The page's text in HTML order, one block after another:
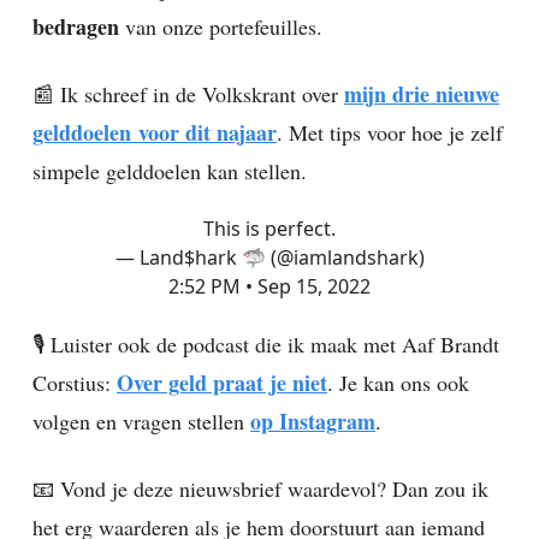
bedragen van onze portefeuilles.
📰 Ik schreef in de Volkskrant over mijn drie nieuwe
gelddoelen voor dit najaar. Met tips voor hoe je zelf
simpele gelddoelen kan stellen.
This is perfect.
— Land$hark 🦈 (@iamlandshark)
2:52 PM • Sep 15, 2022
🎙️ Luister ook de podcast die ik maak met Aaf Brandt
Corstius: Over geld praat je niet. Je kan ons ook
volgen en vragen stellen op Instagram.
📧 Vond je deze nieuwsbrief waardevol? Dan zou ik
het erg waarderen als je hem doorstuurt aan iemand